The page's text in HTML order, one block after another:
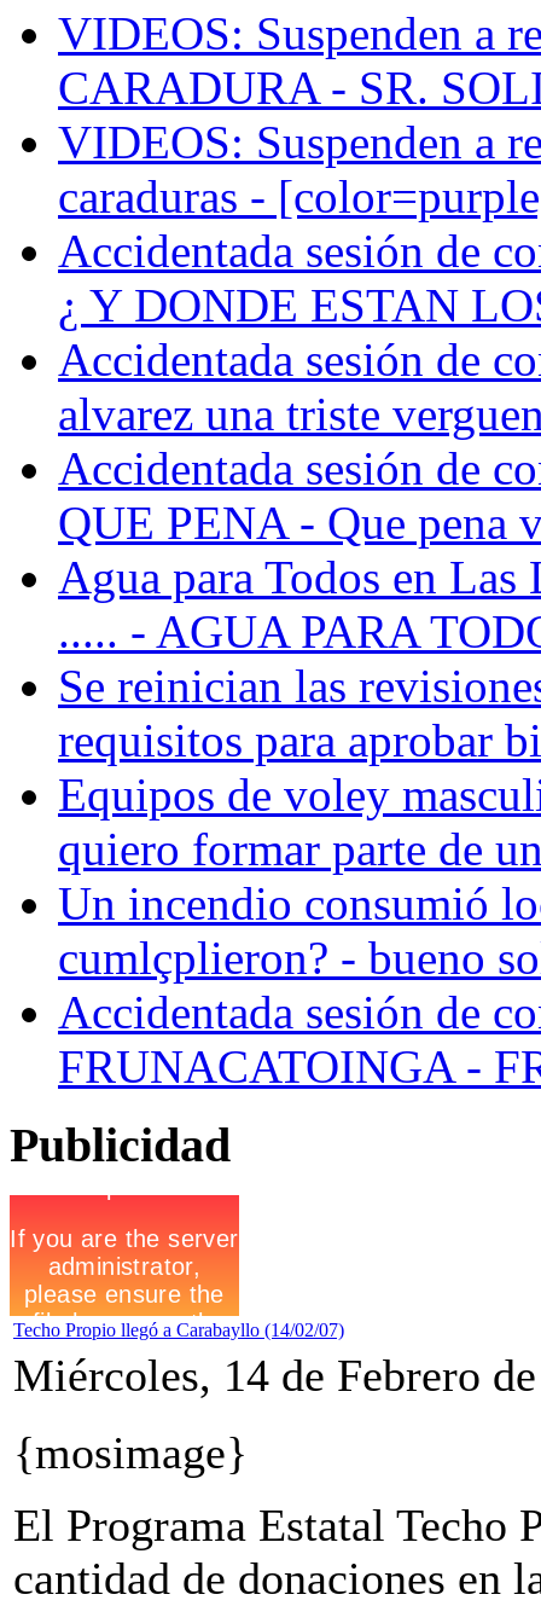
VIDEOS: Suspenden a
CARADURA - SR.
VIDEOS: Suspenden a
caraduras -
Accidentada sesión de
¿ Y DONDE ESTAN
Accidentada sesión de
alvarez una triste
Accidentada sesión de
QUE PENA - Que pena
Agua para Todos en Las
..... - AGUA PARA
Se reinician las
requisitos para aprobar
Equipos de voley
quiero formar parte de
Un incendio consumió
cumlçplieron? - bueno
Accidentada sesión de
FRUNACATOINGA -
Publicidad
Techo Propio llegó a Carabayllo (14/02/07)
Miércoles, 14 de Febrero
{mosimage}
El Programa Estatal Techo
cantidad de donaciones en